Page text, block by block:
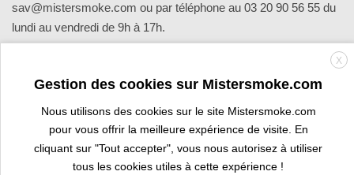
sav@mistersmoke.com ou par téléphone au 03 20 90 56 55 du
lundi au vendredi de 9h à 17h.
Credit
MasterCard
Apple
Bank
Visa
Visa
Copyright 2026 © Mistersmoke.com
X
Gestion des cookies sur Mistersmoke.com
Nous utilisons des cookies sur le site Mistersmoke.com
pour vous offrir la meilleure expérience de visite. En
cliquant sur "Tout accepter", vous nous autorisez à utiliser
tous les cookies utiles à cette expérience !